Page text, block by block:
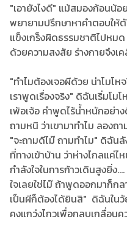
"เอายังไงดี" แม้สมองก้อนน้
พยายามปรึกษาหาคำตอบให้ตั
แข็งเกร็งผิดธรรมชาติไปหม
ด้วยความสงสัย ร่างกายจึงเ
"ทำไมต้องเจอผีด้วย น่าโมโห
เราพูดเรื่องจริง" ดิฉันเริ่มโม
เพ้อเจ้อ คำพูดไร้น้ำหนักอย่
ถามหนิ ว่าเขามาทำไม ลอง
"จะถามดีไม๊ ถามทำไม" ดิฉัน
ที่ทางเข้าบ้าน ว่าห่างไกลแค่ไ
กำลังใจในการก้าวเดินสูงยิ่ง
ใจเลยใช่ไม๊ ถ้าพูดออกมาก็ก
เป็นผีก็ต้องได้ยินสิ" ดิฉันใน
คงแกว่งไกวเพื่อกลบเกลื่อน